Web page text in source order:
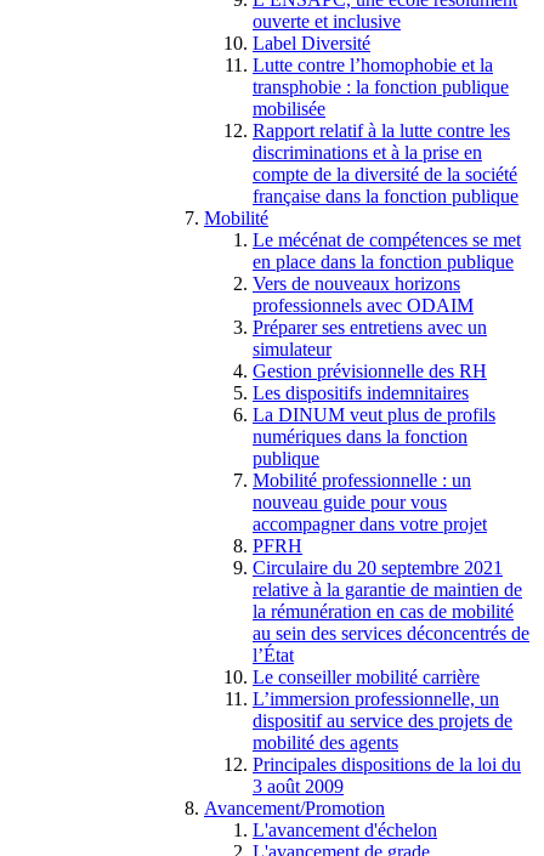
ouverte et inclusive
Label Diversité
Lutte contre l’homophobie et la
transphobie : la fonction publique
mobilisée
Rapport relatif à la lutte contre les
discriminations et à la prise en
compte de la diversité de la société
française dans la fonction publique
Mobilité
Le mécénat de compétences se met
en place dans la fonction publique
Vers de nouveaux horizons
professionnels avec ODAIM
Préparer ses entretiens avec un
simulateur
Gestion prévisionnelle des RH
Les dispositifs indemnitaires
La DINUM veut plus de profils
numériques dans la fonction
publique
Mobilité professionnelle : un
nouveau guide pour vous
accompagner dans votre projet
PFRH
Circulaire du 20 septembre 2021
relative à la garantie de maintien de
la rémunération en cas de mobilité
au sein des services déconcentrés de
l’État
Le conseiller mobilité carrière
L’immersion professionnelle, un
dispositif au service des projets de
mobilité des agents
Principales dispositions de la loi du
3 août 2009
Avancement/Promotion
L'avancement d'échelon
L'avancement de grade